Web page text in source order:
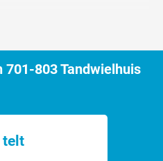
803 Tandwielhuis
telt